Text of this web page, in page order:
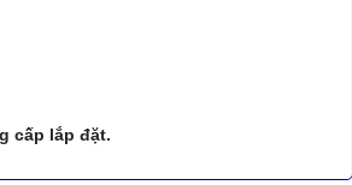
cấp lắp đặt.